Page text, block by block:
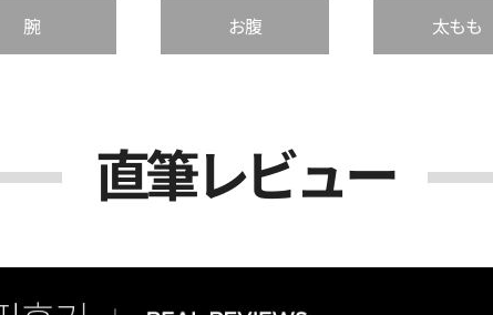
腕 お腹 太もも
直筆レビュー